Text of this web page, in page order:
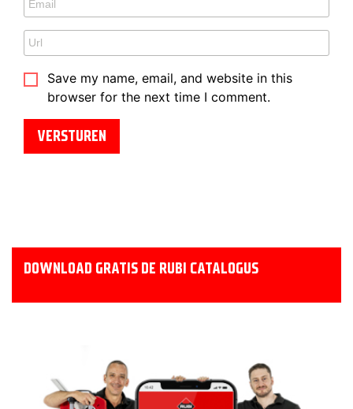
Save my name, email, and website in this
browser for the next time I comment.
DOWNLOAD GRATIS DE RUBI CATALOGUS